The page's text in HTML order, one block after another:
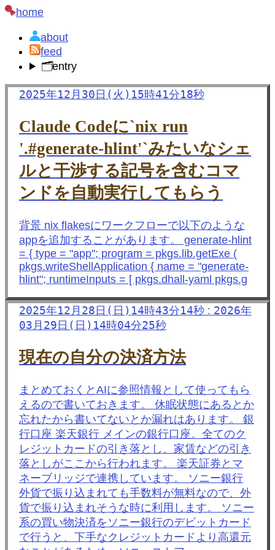
home
about
feed
🗂️entry
2025年12月30日(火)15時41分18秒
Claude Codeに`nix run
'.#generate-hlint'`みたいなシェ
ルと干渉する記号を含むコマ
ンドを自動実行してもらう
背景 nix flakesにワークフローで以下のような
appを追加することがあります。 generate-hlint
= { type = "app"; program = pkgs.lib.getExe (
pkgs.writeShellApplication { name = "generate-
hlint"; runtimeInputs = [ pkgs.dhall-yaml pkgs.g
2025年12月28日(日)14時43分14秒 : 2026年
03月29日(日)14時04分25秒
現在の自分の決済方法
まとめておくとAIに参照情報として使ってもら
えるので書いておきます。 休眠状態にあるとか
忘れたから書いてないとか漏れはあります。 銀
行口座 楽天銀行 メインの銀行口座。全てのク
レジットカードの引き落とし、家賃などの引き
落としがここから行われます。 楽天証券とマ
ネーブリッジで連携しています。 ソニー銀行
外貨で振り込まれても手数料が無料なので、外
貨で振り込まれそうな時に利用します。 ソニー
系の買い物決済をソニー銀行のデビットカード
で行うと、下手なクレジットカードより高還元